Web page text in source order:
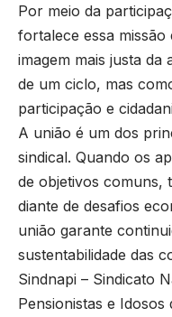
Por meio da
fortalece essa
imagem mais justa
de um ciclo, mas
participação e
A união é um dos
sindical. Quando os
de objetivos comuns,
diante de desafios
união garante
sustentabilidade das
Sindnapi – Sindicato
Pensionistas e